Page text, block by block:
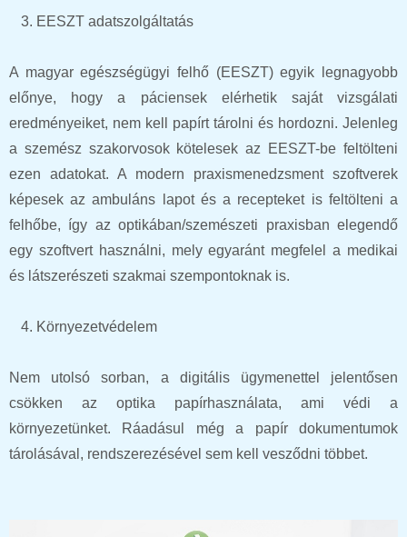
EESZT adatszolgáltatás
A magyar egészségügyi felhő (EESZT) egyik legnagyobb
előnye, hogy a páciensek elérhetik saját vizsgálati
eredményeiket, nem kell papírt tárolni és hordozni. Jelenleg
a szemész szakorvosok kötelesek az EESZT-be feltölteni
ezen adatokat. A modern praxismenedzsment szoftverek
képesek az ambuláns lapot és a recepteket is feltölteni a
felhőbe, így az optikában/szemészeti praxisban elegendő
egy szoftvert használni, mely egyaránt megfelel a medikai
és látszerészeti szakmai szempontoknak is.
Környezetvédelem
Nem utolsó sorban, a digitális ügymenettel jelentősen
csökken az optika papírhasználata, ami védi a
környezetünket. Ráadásul még a papír dokumentumok
tárolásával, rendszerezésével sem kell vesződni többet.